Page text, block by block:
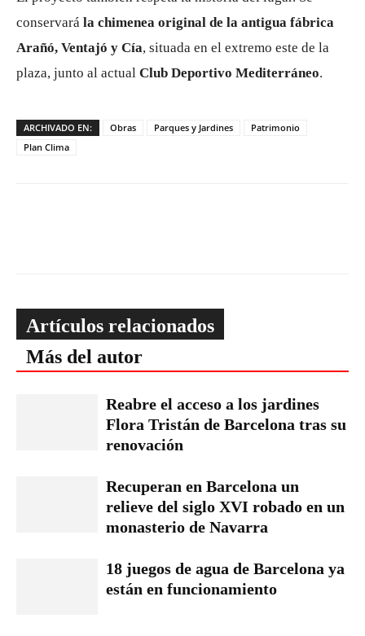
conservará la chimenea original de la antigua fábrica
Arañó, Ventajó y Cía, situada en el extremo este de la
plaza, junto al actual Club Deportivo Mediterráneo.
ARCHIVADO EN: Obras Parques y Jardines
Patrimonio
Plan Clima
Artículos relacionados
Más del autor
Reabre el acceso a los jardines
Flora Tristán de Barcelona tras su
renovación
Recuperan en Barcelona un
relieve del siglo XVI robado en un
monasterio de Navarra
18 juegos de agua de Barcelona ya
están en funcionamiento